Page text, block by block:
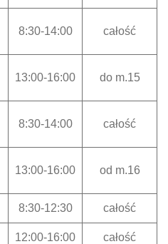
8:30-14:00 całość
13:00-16:00 do m.15
8:30-14:00 całość
13:00-16:00 od m.16
8:30-12:30 całość
12:00-16:00 całość